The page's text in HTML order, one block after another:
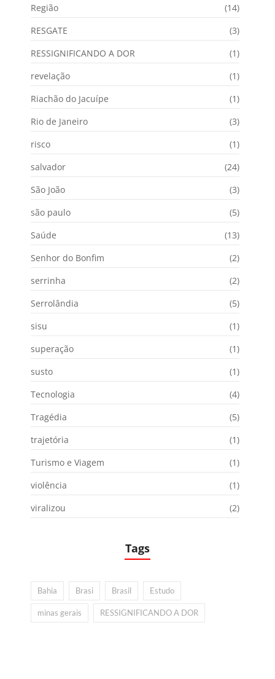
Região
(14)
RESGATE
(3)
RESSIGNIFICANDO A DOR
(1)
revelação
(1)
Riachão do Jacuípe
(1)
Rio de Janeiro
(3)
risco
(1)
salvador
(24)
São João
(3)
são paulo
(5)
Saúde
(13)
Senhor do Bonfim
(2)
serrinha
(2)
Serrolândia
(5)
sisu
(1)
superação
(1)
susto
(1)
Tecnologia
(4)
Tragédia
(5)
trajetória
(1)
Turismo e Viagem
(1)
violência
(1)
viralizou
(2)
Tags
Bahia Brasi Brasil Estudo
minas gerais RESSIGNIFICANDO A DOR